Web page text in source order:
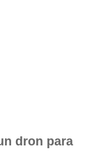
dron para